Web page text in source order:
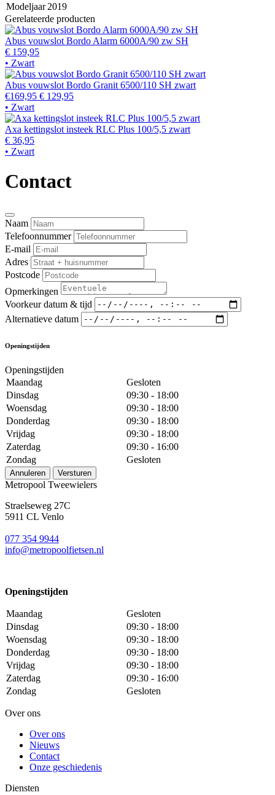
Modeljaar 2019
Gerelateerde producten
Abus vouwslot Bordo Alarm 6000A/90 zw SH
€ 159,95
• Zwart
Abus vouwslot Bordo Granit 6500/110 SH zwart
€169,95 € 129,95
• Zwart
Axa kettingslot insteek RLC Plus 100/5,5 zwart
€ 36,95
• Zwart
Contact
Naam
Telefoonnummer
E-mail
Adres
Postcode
Opmerkingen
Voorkeur datum & tijd
Alternatieve datum
Openingstijden
Openingstijden
Maandag
Gesloten
Dinsdag
09:30 - 18:00
Woensdag
09:30 - 18:00
Donderdag
09:30 - 18:00
Vrijdag
09:30 - 18:00
Zaterdag
09:30 - 16:00
Zondag
Gesloten
Annuleren Versturen
Metropool Tweewielers
Straelseweg 27C
5911 CL Venlo
077 354 9944
info@metropoolfietsen.nl
Openingstijden
Maandag
Gesloten
Dinsdag
09:30 - 18:00
Woensdag
09:30 - 18:00
Donderdag
09:30 - 18:00
Vrijdag
09:30 - 18:00
Zaterdag
09:30 - 16:00
Zondag
Gesloten
Over ons
Over ons
Nieuws
Contact
Onze geschiedenis
Diensten